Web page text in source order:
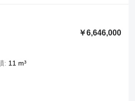
￥6,646,000
11 m³